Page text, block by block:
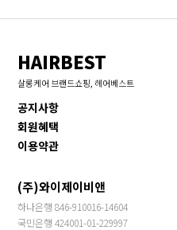
HAIRBEST
살롱케어 브랜드쇼핑, 헤어베스트
공지사항
회원혜택
이용약관
(주)와이제이비앤
하나은행 846-910016-14604
국민은행 424001-01-229997